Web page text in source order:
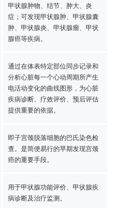
甲状腺肿物、结节、肿大、炎
症；可发现甲状腺肿、甲状腺囊
肿、甲状腺炎、甲状腺瘤、甲状
腺癌等疾病。
通过在体表特定部位同步记录和
分析心脏每一个心动周期所产生
电活动变化的曲线图形，为心脏
疾病诊断、疗效评价、预后评估
提供重要的依据。
即子宫颈脱落细胞的巴氏染色检
查。是简便易行的早期发现宫颈
癌的重要手段。
用于甲状腺功能评价、甲状腺疾
病诊断及治疗监测。